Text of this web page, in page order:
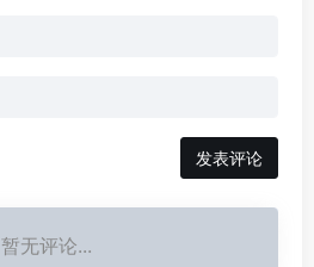
发表评论
暂无评论...